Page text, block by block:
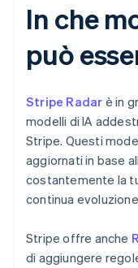
In che
può
Stripe Radar è in
modelli di IA
Stripe. Questi
aggiornati in base
costantemente la
continua
Stripe offre anche
di aggiungere